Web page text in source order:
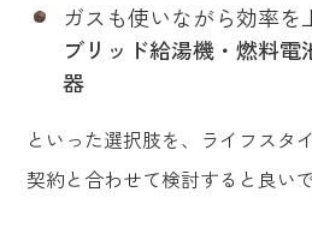
ガスも使いながら効率を
ブリッド給湯機・燃料電
器
といった選択肢を、ライフスタ
契約と合わせて検討すると良い